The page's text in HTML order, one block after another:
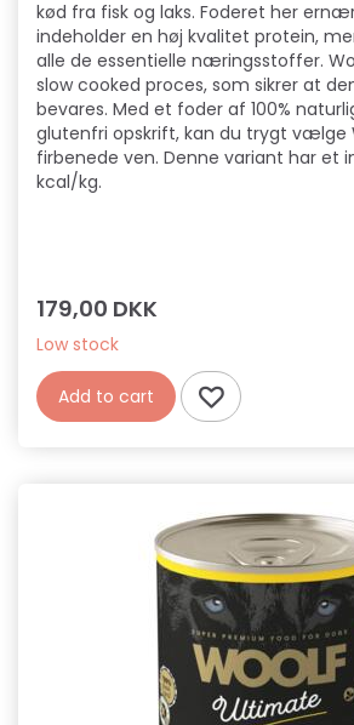
kød fra fisk og laks. Foderet her
indeholder en høj kvalitet protein,
alle de essentielle næringsstoffer.
slow cooked proces, som sikrer at
bevares. Med et foder af 100%
glutenfri opskrift, kan du trygt vælge
firbenede ven. Denne variant har et
kcal/kg.
179,00 DKK
Low stock
Add to cart